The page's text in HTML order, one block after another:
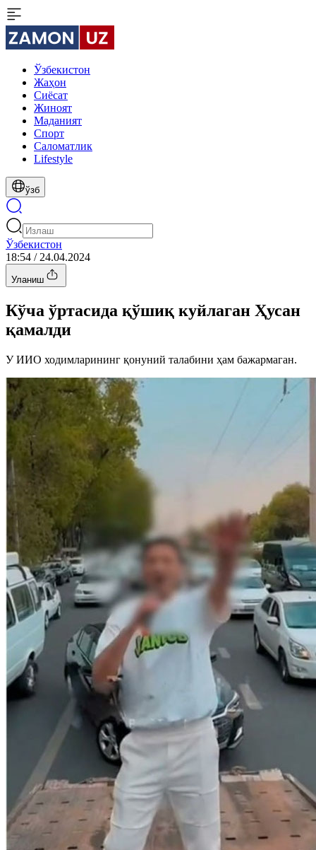
Ўзбекистон
Жаҳон
Сиёсат
Жиноят
Маданият
Спорт
Cаломатлик
Lifestyle
ўзб
Ўзбекистон
18:54 / 24.04.2024
Уланиш
Кўча ўртасида қўшиқ куйлаган Ҳусан
қамалди
У ИИО ходимларининг қонуний талабини ҳам бажармаган.